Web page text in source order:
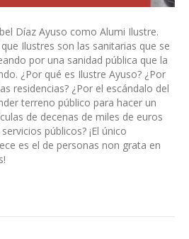
Díaz Ayuso como Alumi Ilustre.
Ilustres son las sanitarias que se
por una sanidad pública que la
¿Por qué es Ilustre Ayuso? ¿Por
residencias? ¿Por el escándalo del
terreno público para hacer un
de decenas de miles de euros
públicos? ¡El único
es el de personas non grata en